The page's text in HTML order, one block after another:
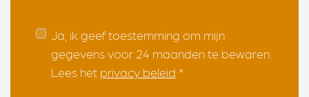
Ja, ik geef toestemming om mijn
gegevens voor 24 maanden te bewaren.
Lees het privacy beleid *